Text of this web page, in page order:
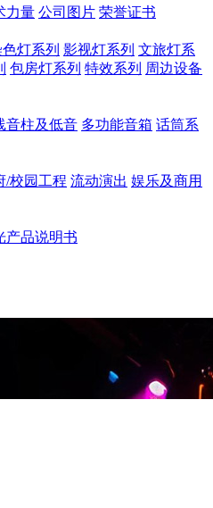
力量 公司图片 荣誉证书
灯系列 影视灯系列 文旅灯系
包房灯系列 特效系列 周边设备
音柱及低音 多功能音箱 话筒系
/校园工程 流动演出 娱乐及商用
产品说明书